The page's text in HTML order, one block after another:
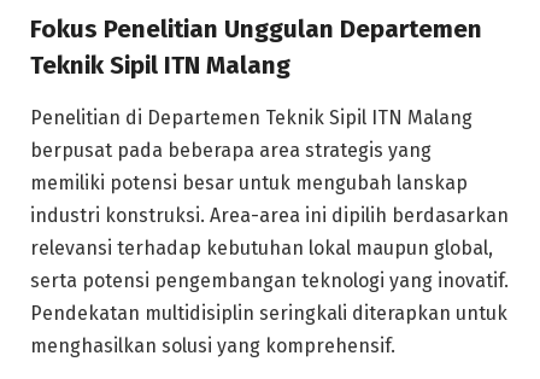
Fokus Penelitian Unggulan Departemen
Teknik Sipil ITN Malang
Penelitian di Departemen Teknik Sipil ITN Malang
berpusat pada beberapa area strategis yang
memiliki potensi besar untuk mengubah lanskap
industri konstruksi. Area-area ini dipilih berdasarkan
relevansi terhadap kebutuhan lokal maupun global,
serta potensi pengembangan teknologi yang inovatif.
Pendekatan multidisiplin seringkali diterapkan untuk
menghasilkan solusi yang komprehensif.